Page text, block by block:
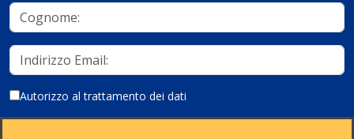
Autorizzo al trattamento dei dati